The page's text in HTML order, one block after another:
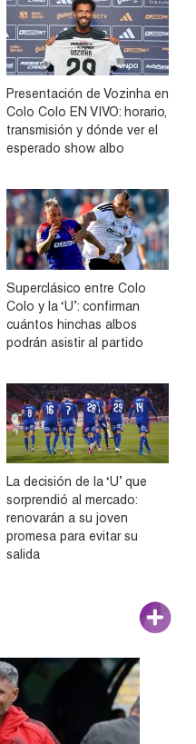
Presentación de Vozinha en
Colo Colo EN VIVO: horario,
transmisión y dónde ver el
esperado show albo
Superclásico entre Colo
Colo y la ‘U’: confirman
cuántos hinchas albos
podrán asistir al partido
La decisión de la ‘U’ que
sorprendió al mercado:
renovarán a su joven
promesa para evitar su
salida